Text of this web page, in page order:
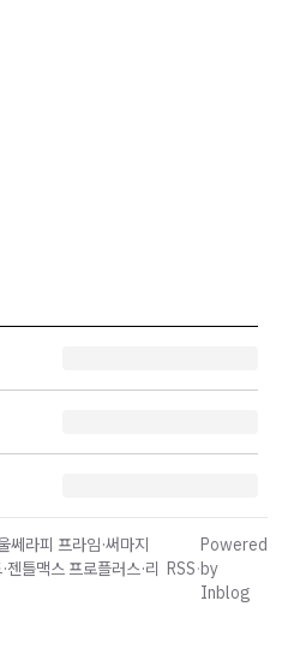
쎄라피 프라임·써마지
젠틀맥스 프로플러스·리 RSS·
Powered
by
Inblog